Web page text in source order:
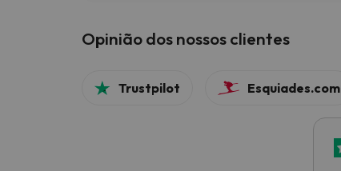
Opinião dos nossos clientes
Trustpilot Esquiades.com